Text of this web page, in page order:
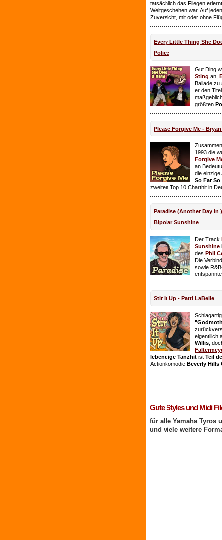
tatsächlich das Fliegen
Weltgeschehen war. Auf
Zuversicht, mit oder ohne
Every Little Thing She
Police
Gut Ding
Sting an,
Ballade zu
er den
größten
Please Forgive Me -
1993 die
Forgive
an
die einzige
So Far So
zweiten Top 10 Charthit in
Paradise (Another Day In
Bipolar Sunshine
Der Track
Sunshine
des Phil
Die
sowie
Stir It Up - Patti LaBelle
eigentllich
Willis ,
lebendige Tanzhit ist Teil
Actionkomödie Beverly Hills
Gute Styles und Midi
für alle Yamaha Tyros
und viele weitere